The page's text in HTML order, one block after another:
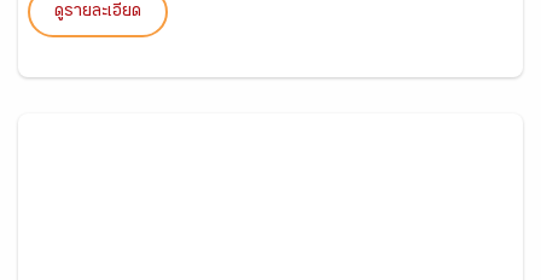
ดูรายละเอียด